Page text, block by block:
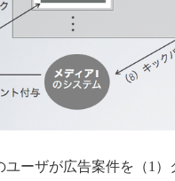
ユーザが広告案件を（1）